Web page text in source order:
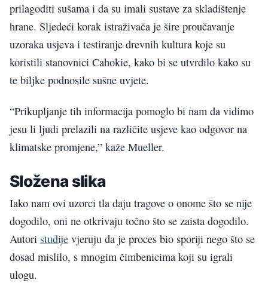
prilagoditi sušama i da su imali sustave za skladištenje
hrane. Sljedeći korak istraživača je šire proučavanje
uzoraka usjeva i testiranje drevnih kultura koje su
koristili stanovnici Cahokie, kako bi se utvrdilo kako su
te biljke podnosile sušne uvjete.
“Prikupljanje tih informacija pomoglo bi nam da vidimo
jesu li ljudi prelazili na različite usjeve kao odgovor na
klimatske promjene,” kaže Mueller.
Složena slika
Iako nam ovi uzorci tla daju tragove o onome što se nije
dogodilo, oni ne otkrivaju točno što se zaista dogodilo.
Autori studije vjeruju da je proces bio sporiji nego što se
dosad mislilo, s mnogim čimbenicima koji su igrali
ulogu.